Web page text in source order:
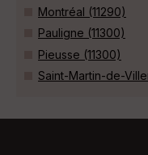
Montréal (11290)
Pauligne (11300)
Pieusse (11300)
Saint-Martin-de-